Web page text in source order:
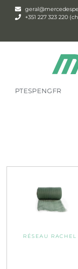
+351 227 323 220
PTESPENGFR
RÉSEAU RACHEL